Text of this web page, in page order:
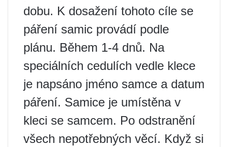
dobu. K dosažení tohoto cíle se
páření samic provádí podle
plánu. Během 1-4 dnů. Na
speciálních cedulích vedle klece
je napsáno jméno samce a datum
páření. Samice je umístěna v
kleci se samcem. Po odstranění
všech nepotřebných věcí. Když si